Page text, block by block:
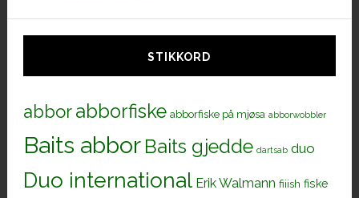
STIKKORD
abborabborfiske abborfiske på mjøsa abborwobbler
Baits abbor Baits gjedde dartsab duo
Duo international Erik Walmann fiiish fiske